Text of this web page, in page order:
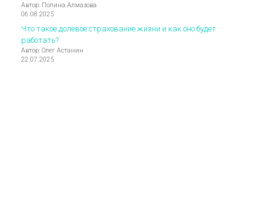
Автор: Полина Алмазова
06.08.2025
Что такое долевое страхование жизни и как оно будет
работать?
Автор: Олег Астанин
22.07.2025